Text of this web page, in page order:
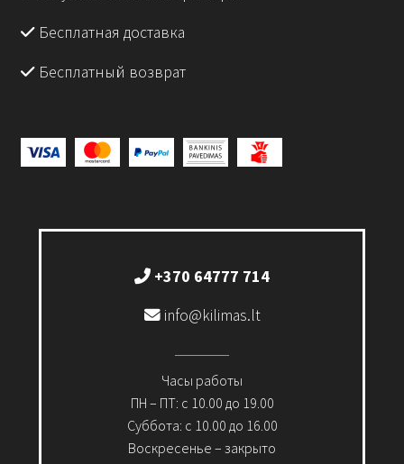
Бесплатная доставка
Бесплатный возврат
+370 64777 714
info@kilimas.lt
Часы работы
ПН – ПТ: с 10.00 до 19.00
Суббота: с 10.00 до 16.00
Воскресенье – закрыто